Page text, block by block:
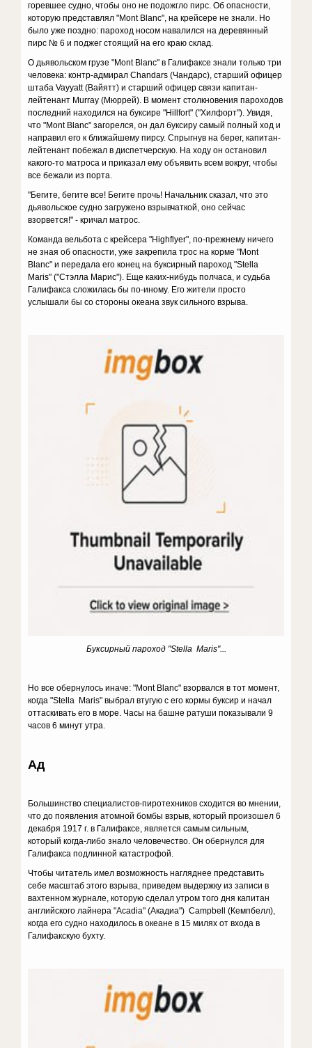
горевшее судно, чтобы оно не подожгло пирс. Об опасности,
которую представлял "Mont Blanc", на крейсере не знали. Но
было уже поздно: пароход носом навалился на деревянный
пирс № 6 и поджег стоящий на его краю склад.
О дьявольском грузе "Mont Blanc" в Галифаксе знали только три
человека: контр-адмирал Chandars (Чандарс), старший офицер
штаба Vayyatt (Вайятт) и старший офицер связи капитан-
лейтенант Murray (Мюррей). В момент столкновения пароходов
последний находился на буксире "Hillfort" ("Хилфорт"). Увидя,
что "Mont Blanc" загорелся, он дал буксиру самый полный ход и
направил его к ближайшему пирсу. Спрыгнув на берег, капитан-
лейтенант побежал в диспетчерскую. На ходу он остановил
какого-то матроса и приказал ему объявить всем вокруг, чтобы
все бежали из порта.
"Бегите, бегите все! Бегите прочь! Начальник сказал, что это
дьявольское судно загружено взрывчаткой, оно сейчас
взорвется!" - кричал матрос.
Команда вельбота с крейсера "Highflyer", по-прежнему ничего
не зная об опасности, уже закрепила трос на корме "Mont
Blanc" и передала его конец на буксирный пароход "Stella
Maris" ("Стэлла Марис"). Еще каких-нибудь полчаса, и судьба
Галифакса сложилась бы по-иному. Его жители просто
услышали бы со стороны океана звук сильного взрыва.
Буксирный пароход "Stella Maris"...
Но все обернулось иначе: "Mont Blanc" взорвался в тот момент,
когда "Stella Maris" выбрал втугую с его кормы буксир и начал
оттаскивать его в море. Часы на башне ратуши показывали 9
часов 6 минут утра.
Ад
Большинство специалистов-пиротехников сходится во мнении,
что до появления атомной бомбы взрыв, который произошел 6
декабря 1917 г. в Галифаксе, является самым сильным,
который когда-либо знало человечество. Он обернулся для
Галифакса подлинной катастрофой.
Чтобы читатель имел возможность нагляднее представить
себе масштаб этого взрыва, приведем выдержку из записи в
вахтенном журнале, которую сделал утром того дня капитан
английского лайнера "Acadia" (Акадиа") Campbell (Кемпбелл),
когда его судно находилось в океане в 15 милях от входа в
Галифакскую бухту.